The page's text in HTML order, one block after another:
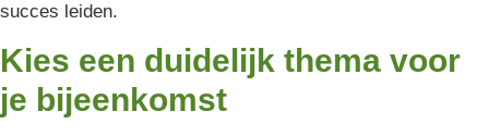
succes leiden.
Kies een duidelijk thema voor
je bijeenkomst